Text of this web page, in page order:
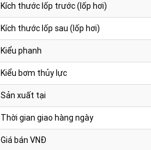
Kích thước lốp trước (lốp hơi)
Kích thước lốp sau (lốp hơi)
Kiểu phanh
Kiểu bơm thủy lực
Sản xuất tại
Thời gian giao hàng ngày
Giá bán VNĐ